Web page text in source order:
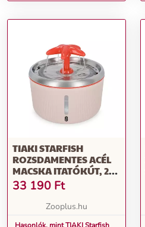
TIAKI STARFISH
ROZSDAMENTES ACÉL
MACSKA ITATÓKÚT, 2
LITERES
33 190 Ft
Zooplus.hu